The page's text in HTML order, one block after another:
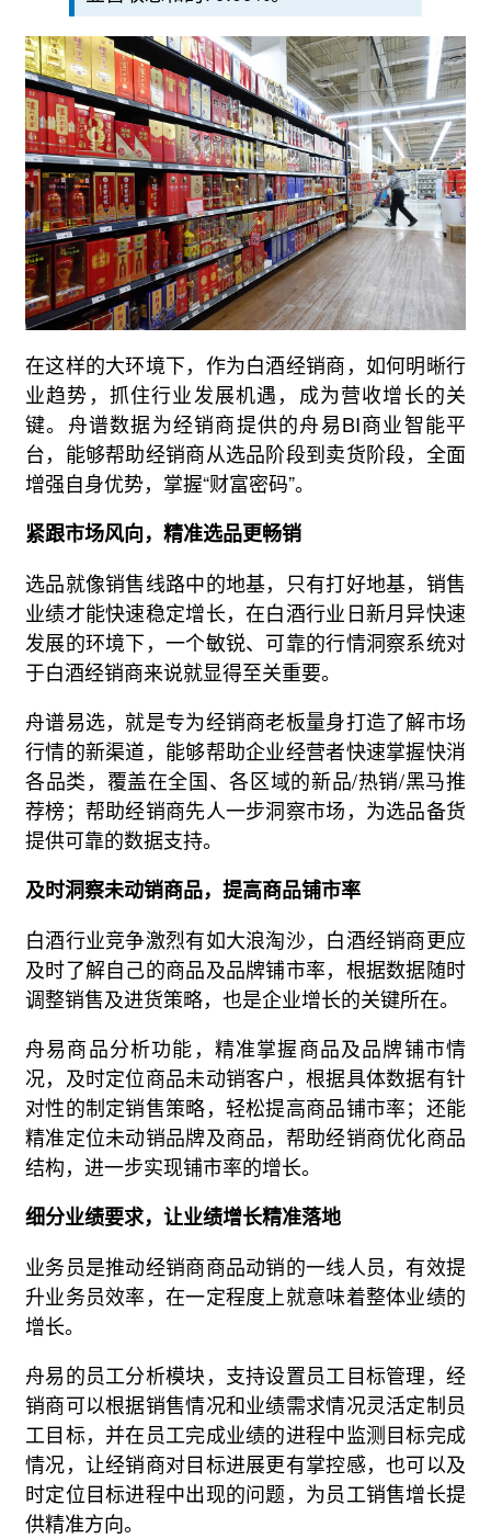
在这样的大环境下，作为白酒经销商，如何明晰行
业趋势，抓住行业发展机遇，成为营收增长的关
键。舟谱数据为经销商提供的舟易BI商业智能平
台，能够帮助经销商从选品阶段到卖货阶段，全面
增强自身优势，掌握“财富密码”。
紧跟市场风向，精准选品更畅销
选品就像销售线路中的地基，只有打好地基，销售
业绩才能快速稳定增长，在白酒行业日新月异快速
发展的环境下，一个敏锐、可靠的行情洞察系统对
于白酒经销商来说就显得至关重要。
舟谱易选，就是专为经销商老板量身打造了解市场
行情的新渠道，能够帮助企业经营者快速掌握快消
各品类，覆盖在全国、各区域的新品/热销/黑马推
荐榜；帮助经销商先人一步洞察市场，为选品备货
提供可靠的数据支持。
及时洞察未动销商品，提高商品铺市率
白酒行业竞争激烈有如大浪淘沙，白酒经销商更应
及时了解自己的商品及品牌铺市率，根据数据随时
调整销售及进货策略，也是企业增长的关键所在。
舟易商品分析功能，精准掌握商品及品牌铺市情
况，及时定位商品未动销客户，根据具体数据有针
对性的制定销售策略，轻松提高商品铺市率；还能
精准定位未动销品牌及商品，帮助经销商优化商品
结构，进一步实现铺市率的增长。
细分业绩要求，让业绩增长精准落地
业务员是推动经销商商品动销的一线人员，有效提
升业务员效率，在一定程度上就意味着整体业绩的
增长。
舟易的员工分析模块，支持设置员工目标管理，经
销商可以根据销售情况和业绩需求情况灵活定制员
工目标，并在员工完成业绩的进程中监测目标完成
情况，让经销商对目标进展更有掌控感，也可以及
时定位目标进程中出现的问题，为员工销售增长提
供精准方向。